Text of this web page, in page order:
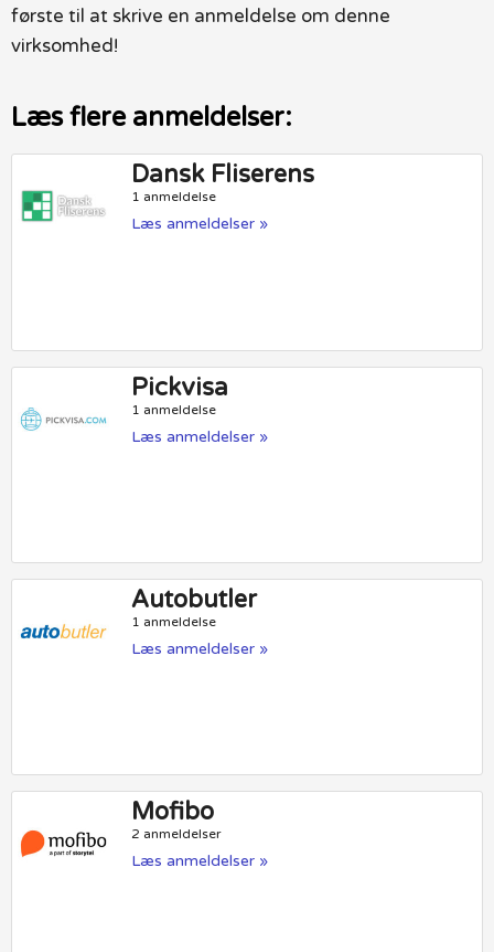
første til at skrive en anmeldelse om denne
virksomhed!
Læs flere anmeldelser:
Dansk Fliserens
1 anmeldelse
Læs anmeldelser »
Pickvisa
1 anmeldelse
Læs anmeldelser »
Autobutler
1 anmeldelse
Læs anmeldelser »
Mofibo
2 anmeldelser
Læs anmeldelser »